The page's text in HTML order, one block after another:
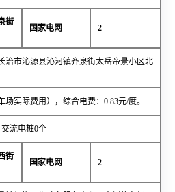
街
国家电网 2
治市沁源县沁河镇齐泉街太岳帝景小区北
场实际费用），综合电费：0.83元/度。
交流电桩0个
街
国家电网 2